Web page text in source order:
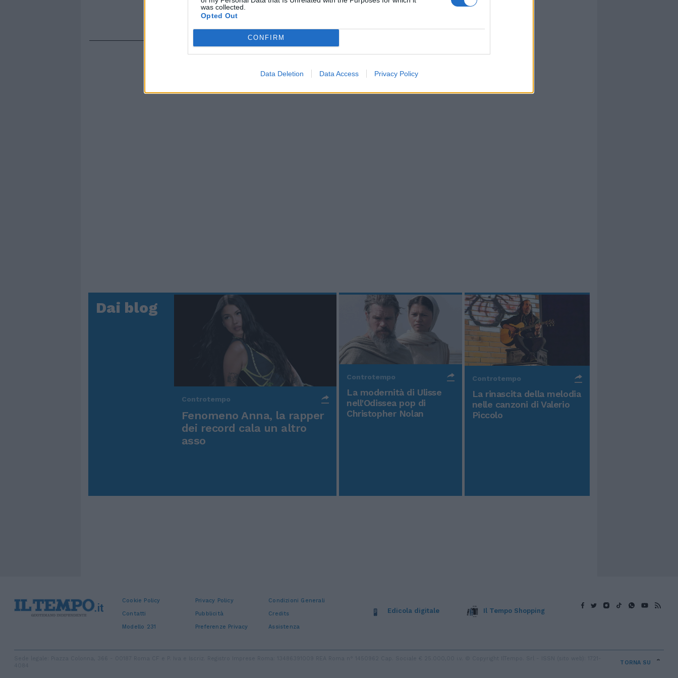
was collected.
Opted Out
CONFIRM
Data Deletion Data Access Privacy Policy
Dai blog
Controtempo
Fenomeno Anna, la rapper
dei record cala un altro
asso
Controtempo
La modernità di Ulisse
nell'Odissea pop di
Christopher Nolan
Controtempo
La rinascita della melodia
nelle canzoni di Valerio
Piccolo
Cookie Policy Privacy Policy
Condizioni Generali
Contatti
Pubblicità
Credits
Modello 231
Preferenze Privacy Assistenza
Edicola digitale Il Tempo Shopping
TORNA SU